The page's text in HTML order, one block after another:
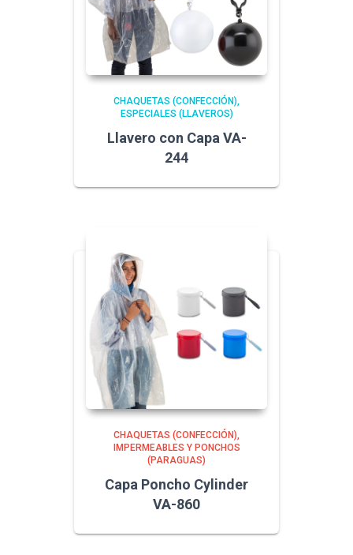
CHAQUETAS (CONFECCIÓN)
ESPECIALES (LLAVEROS)
Llavero con Capa VA-
244
CHAQUETAS (CONFECCIÓN)
IMPERMEABLES Y PONCHOS
(PARAGUAS)
Capa Poncho Cylinder
VA-860